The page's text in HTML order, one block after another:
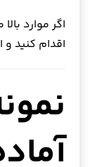
اگر موارد
اقدام کنید